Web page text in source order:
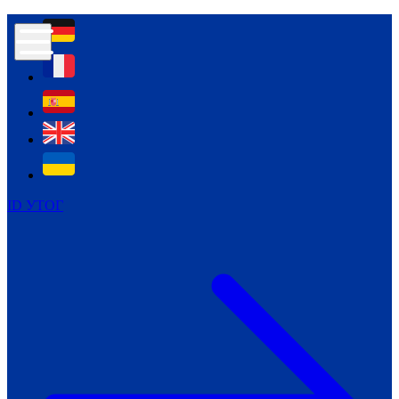
ID УТОГ
Контур психологічної безпеки глухих
Всеукраїнський пісенний
челендж «Україно, ти є!»
Молодіжний челендж «Жестова
мова для мене – це…»
Репортажі спеціальних та
інклюзивних начальних закладів